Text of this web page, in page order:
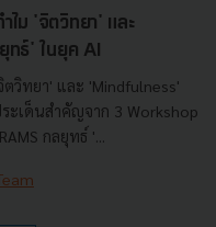
ม 'จิตวิทยา' และ
ธ์' ในยุค AI
วิทยา' และ 'Mindfulness'
เด็นสำคัญจาก 3 Workshop
กลยุทธ์ '...